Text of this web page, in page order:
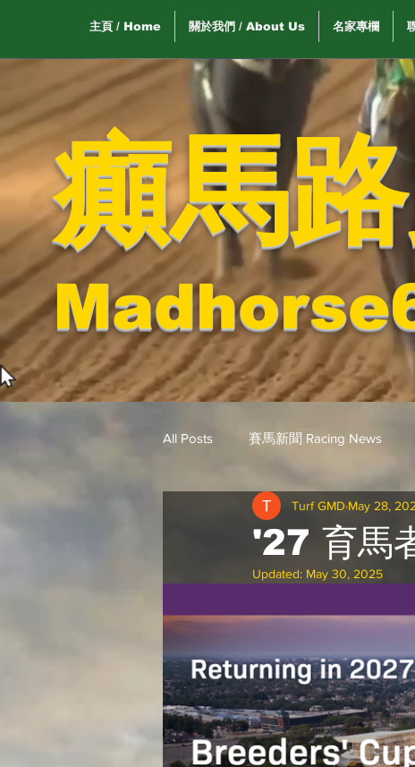
主頁 / Home 關於我們 / About Us 名家專欄
癲馬
All Posts 賽馬新聞 Racing News
戈登說馬事 / 馬王哥頓 三 T 大
歐美新馬速遞 / G.C G.C. 環宇
騎練出馬表 (香港) / 資料組 騎
Saudi Cup 沙地盃
'27 育馬
Turf GMD May 28,
Updated: May 30, 2025